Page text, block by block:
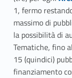
1, fermo
massimo di
la possibilità di
Tematiche, fino
15 (quindici)
finanziamento